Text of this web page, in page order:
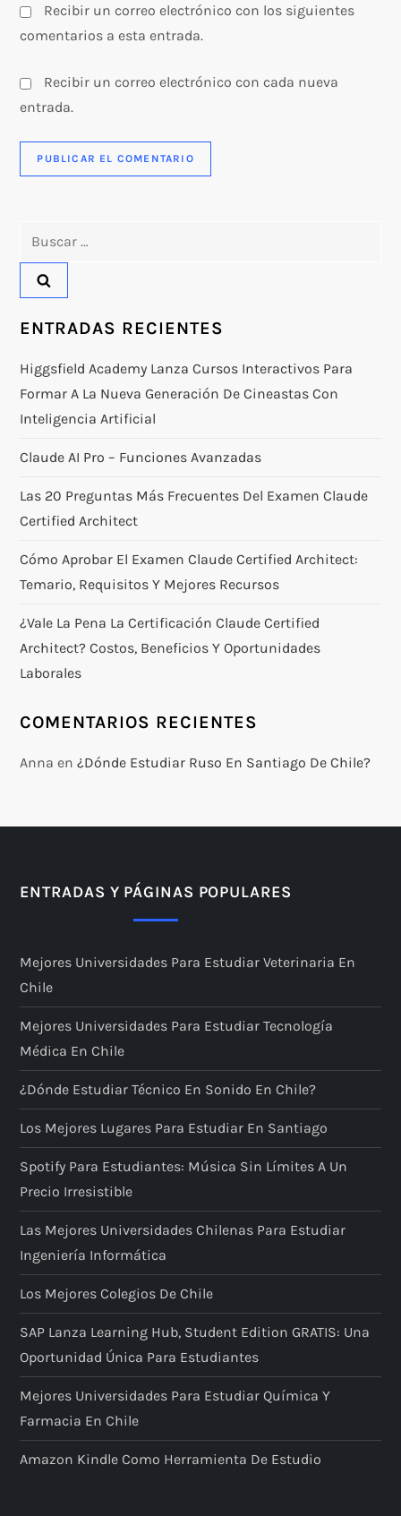
Recibir un correo electrónico con los siguientes
comentarios a esta entrada.
Recibir un correo electrónico con cada nueva
entrada.
ENTRADAS RECIENTES
Higgsfield Academy Lanza Cursos Interactivos Para
Formar A La Nueva Generación De Cineastas Con
Inteligencia Artificial
Claude AI Pro – Funciones Avanzadas
Las 20 Preguntas Más Frecuentes Del Examen Claude
Certified Architect
Cómo Aprobar El Examen Claude Certified Architect:
Temario, Requisitos Y Mejores Recursos
¿Vale La Pena La Certificación Claude Certified
Architect? Costos, Beneficios Y Oportunidades
Laborales
COMENTARIOS RECIENTES
Anna en¿Dónde Estudiar Ruso En Santiago De Chile?
ENTRADAS Y PÁGINAS POPULARES
Mejores Universidades Para Estudiar Veterinaria En
Chile
Mejores Universidades Para Estudiar Tecnología
Médica En Chile
¿Dónde Estudiar Técnico En Sonido En Chile?
Los Mejores Lugares Para Estudiar En Santiago
Spotify Para Estudiantes: Música Sin Límites A Un
Precio Irresistible
Las Mejores Universidades Chilenas Para Estudiar
Ingeniería Informática
Los Mejores Colegios De Chile
SAP Lanza Learning Hub, Student Edition GRATIS: Una
Oportunidad Única Para Estudiantes
Mejores Universidades Para Estudiar Química Y
Farmacia En Chile
Amazon Kindle Como Herramienta De Estudio